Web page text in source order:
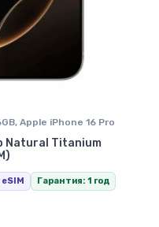
, Apple iPhone 16 Pro
Титан) iPhone 16 Pro
Natural Titanium
Гарантия: 1 год